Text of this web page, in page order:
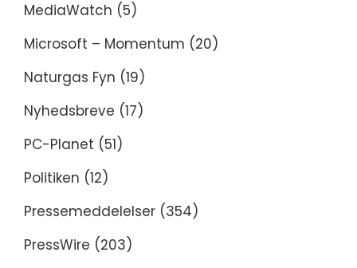
MediaWatch (5)
Microsoft – Momentum (20)
Naturgas Fyn (19)
Nyhedsbreve (17)
PC-Planet (51)
Politiken (12)
Pressemeddelelser (354)
PressWire (203)